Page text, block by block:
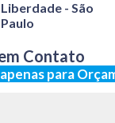
para
Contato
Liberdade - São
Paulo